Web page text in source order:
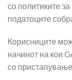
со политиките
податоците
Корисниците
начинот на кои
со